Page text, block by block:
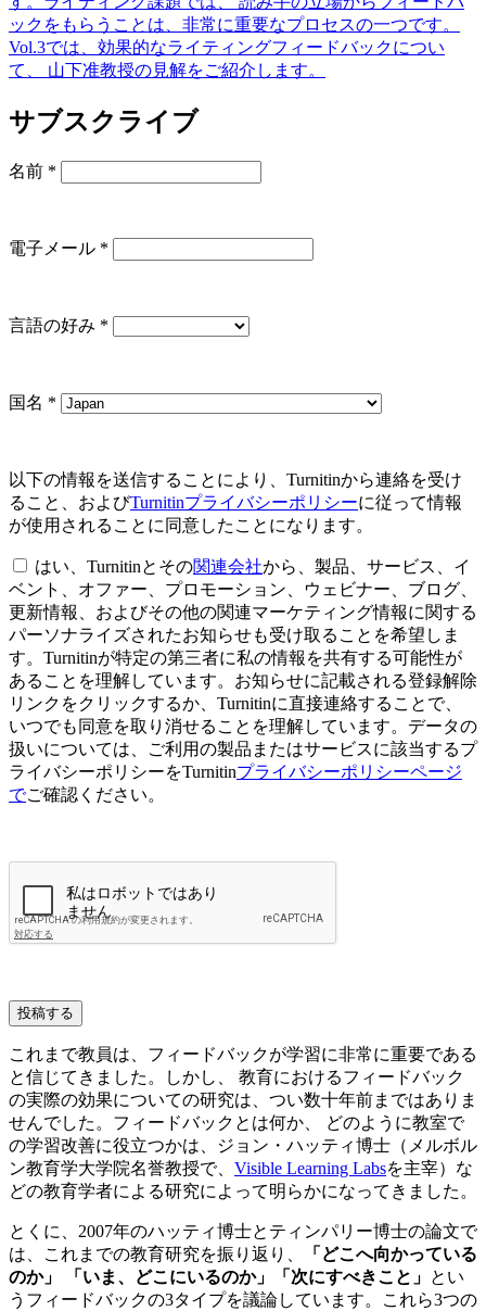
ックをもらうことは、非常に重要なプロセスの一つです。
Vol.3では
効果的なライティングフィードバックについ
て、 山下准教授の見解をご紹介します。
サブスクライブ
名前 *
電子メール *
言語の好み *
国名 *
以下の情報を送信することにより、Turnitinから連絡を受け
ること、およびTurnitinプライバシーポリシーに従って情報
が使用されることに同意したことになります。
はい、Turnitinとその関連会社から、製品、サービス、イ
ベント、オファー、プロモーション、ウェビナー、ブログ、
更新情報、およびその他の関連マーケティング情報に関する
パーソナライズされたお知らせも受け取ることを希望しま
す。Turnitinが特定の第三者に私の情報を共有する可能性が
あることを理解しています。お知らせに記載される登録解除
リンクをクリックするか、Turnitinに直接連絡することで、
いつでも同意を取り消せることを理解しています。データの
扱いについては、ご利用の製品またはサービスに該当するプ
ライバシーポリシーをTurnitinプライバシーポリシーページ
でご確認ください。
投稿する
これまで教員は、フィードバックが学習に非常に重要である
と信じてきました。しかし、 教育におけるフィードバック
の実際の効果についての研究は、つい数十年前まではありま
せんでした。フィードバックとは何か、 どのように教室で
の学習改善に役立つかは、ジョン・ハッティ博士（メルボル
ン教育学大学院名誉教授で、 Visible Learning Labsを主宰）な
どの教育学者による研究によって明らかになってきました。
とくに、2007年のハッティ博士とティンパリー博士の論文で
は、これまでの教育研究を振り返り、
「どこへ向かっている
のか」 「いま、どこにいるのか」「次にすべきこと」 とい
うフィードバックの3タイプを議論しています。これら3つの